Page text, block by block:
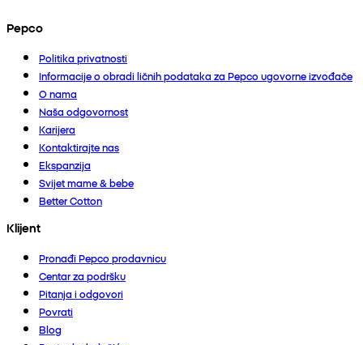
Pepco
Politika privatnosti
Informacije o obradi ličnih podataka za Pepco ugovorne izvođače
O nama
Naša odgovornost
Karijera
Kontaktirajte nas
Ekspanzija
Svijet mame & bebe
Better Cotton
Klijent
Pronađi Pepco prodavnicu
Centar za podršku
Pitanja i odgovori
Povrati
Blog